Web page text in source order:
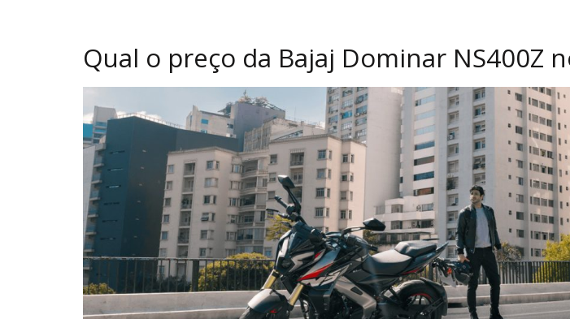
Qual o preço da Bajaj Dominar NS400Z